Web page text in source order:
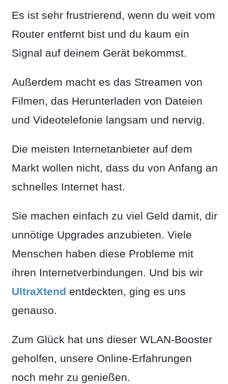
Es ist sehr frustrierend, wenn du weit vom
Router entfernt bist und du kaum ein
Signal auf deinem Gerät bekommst.
Außerdem macht es das Streamen von
Filmen, das Herunterladen von Dateien
und Videotelefonie langsam und nervig.
Die meisten Internetanbieter auf dem
Markt wollen nicht, dass du von Anfang an
schnelles Internet hast.
Sie machen einfach zu viel Geld damit, dir
unnötige Upgrades anzubieten. Viele
Menschen haben diese Probleme mit
ihren Internetverbindungen. Und bis wir
UItraXtend entdeckten, ging es uns
genauso.
Zum Glück hat uns dieser WLAN-Booster
geholfen, unsere Online-Erfahrungen
noch mehr zu genießen.